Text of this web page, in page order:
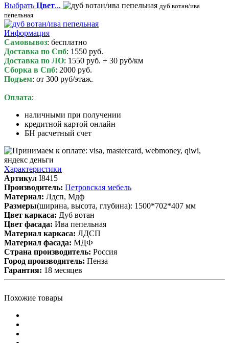
Выбрать Цвет...
дуб вотан/ива
пепельная
Информация
Самовывоз: бесплатно
Доставка по Спб: 1550 руб.
Доставка по ЛО: 1550 руб. + 30 руб/км
Сборка в Спб: 2000 руб.
Подъем: от 300 руб/этаж.
Оплата:
наличными при получении
кредитной картой онлайн
БН расчетный счет
Характеристики
Артикул I8415
Производитель: Петровская мебель
Материал: Лдсп, Мдф
Размеры(ширина, высота, глубина): 1500*702*407 мм
Цвет каркаса: Дуб вотан
Цвет фасада: Ива пепельная
Материал каркаса: ЛДСП
Материал фасада: МДФ
Cтрана производитель: Россия
Город производитель: Пенза
Гарантия: 18 месяцев
Похожие товары